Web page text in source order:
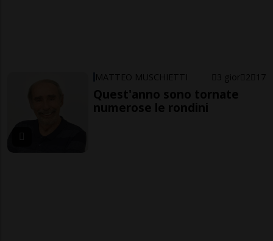
MATTEO MUSCHIETTI 3 gior 2 17
Quest'anno sono tornate
numerose le rondini